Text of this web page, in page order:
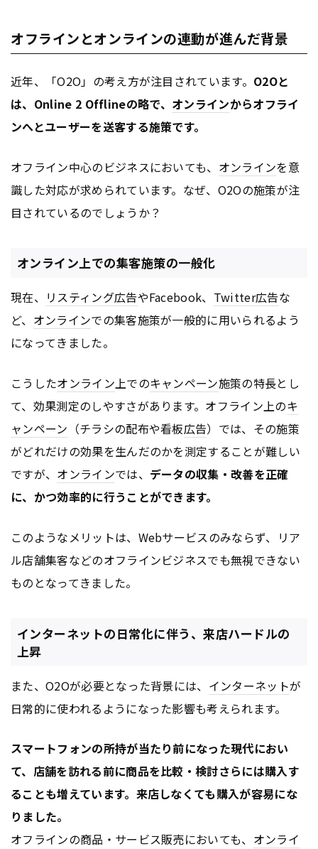
オフラインとオンラインの連動が進んだ背景
近年、「O2O」の考え方が注目されています。 O2Oと
は、Online 2 Offlineの略で、 オンラインからオフライ
ンへとユーザーを送客する施策です。
オフライン中心のビジネスにおいても、 オンラインを意
識した対応が求められています。なぜ、O2Oの施策が注
目されているのでしょうか？
オンライン上での集客施策の一般化
現在、 リスティング広告やFacebook、 Twitter広告な
ど、 オンラインでの集客施策が一般的に用いられるよう
になってきました。
こうしたオンライン上でのキャンペーン施策の特長とし
て、効果測定のしやすさがあります。オフライン上のキ
ャンペーン （チラシの配布や看板広告）では、その施策
がどれだけの効果を生んだのかを測定することが難しい
ですが、 オンラインでは、 データの収集・改善を正確
に、かつ効率的に行うことができます。
このようなメリットは、Webサービスのみならず、リア
ル店舗集客などのオフラインビジネスでも無視できない
ものとなってきました。
インターネットの日常化に伴う、来店ハードルの
上昇
また、O2Oが必要となった背景には、 インターネットが
日常的に使われるようになった影響も考えられます。
スマートフォンの所持が当たり前になった現代におい
て、店舗を訪れる前に商品を比較・検討さらには購入す
ることも増えています。来店しなくても購入が容易にな
りました。
オフラインの商品・サービス販売においても、 オンライ